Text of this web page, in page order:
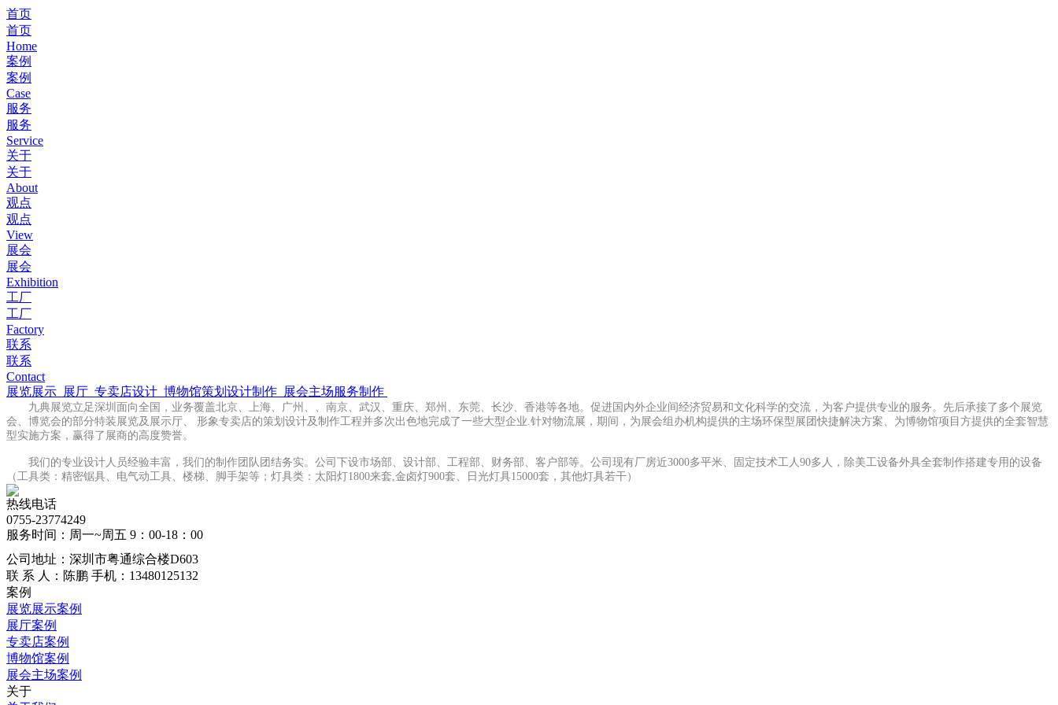
首页
首页
Home
案例
案例
Case
服务
服务
Service
关于
关于
About
观点
观点
View
展会
展会
Exhibition
工厂
工厂
Factory
联系
联系
Contact
展览展示 展厅 专卖店设计 博物馆策划设计制作 展会主场服务制作
九典展览立足深圳面向全国，业务覆盖北京、上海、广州、、南京、武汉、重庆、郑州、东莞、长沙、香港等各地。促进国内外企业间经济贸易和文化科学的交流，为客户提供专业的服务。先后承接了多个展览
会、博览会的部分特装展览及展示厅、 形象专卖店的策划设计及制作工程并多次出色地完成了一些大型企业.针对物流展，期间，为展会组办机构提供的主场环保型展团快捷解决方案、为博物馆项目方提供的全套智慧
型实施方案，赢得了展商的高度赞誉。
我们的专业设计人员经验丰富，我们的制作团队团结务实。公司下设市场部、设计部、工程部、财务部、客户部等。公司现有厂房近3000多平米、固定技术工人90多人，除美工设备外具全套制作搭建专用的设备
（工具类：精密锯具、电气动工具、楼梯、脚手架等；灯具类：太阳灯1800来套,金卤灯900套、日光灯具15000套，其他灯具若干）
热线电话
0755-23774249
服务时间：周一~周五 9：00-18：00
公司地址：深圳市粤通综合楼D603
联 系 人：陈鹏 手机：13480125132
案例
展览展示案例
展厅案例
专卖店案例
博物馆案例
展会主场案例
关于